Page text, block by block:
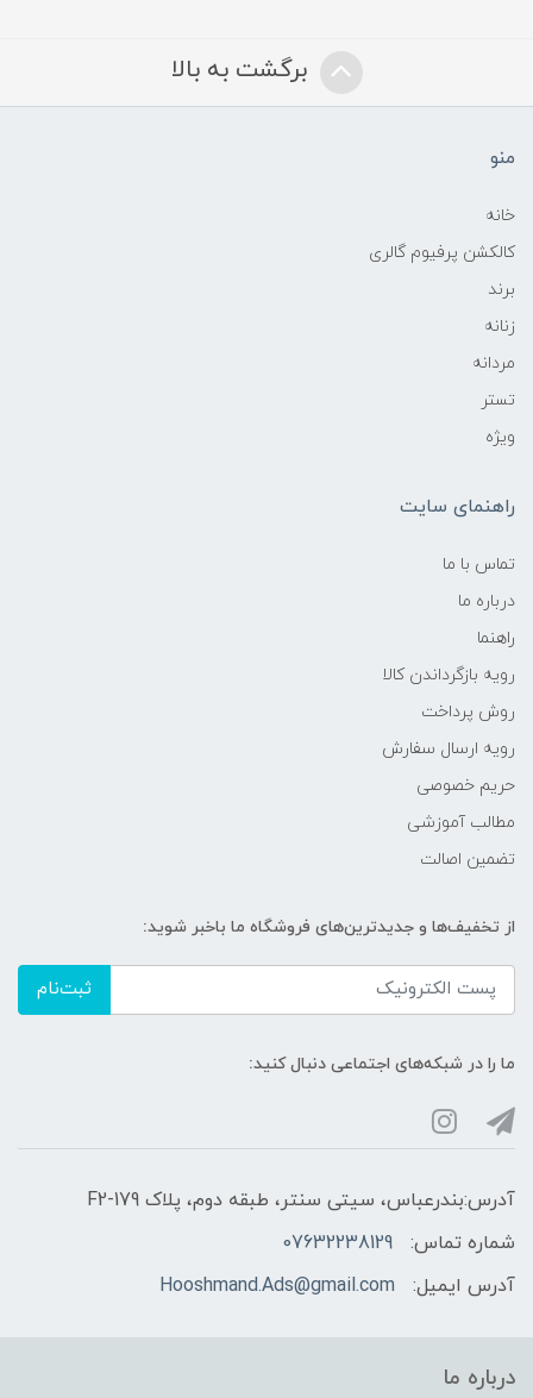
برگشت به بالا
منو
خانه
کالکشن پرفیوم گالری
برند
زنانه
مردانه
تستر
ویژه
راهنمای سایت
تماس با ما
درباره ما
راهنما
رویه‌ بازگرداندن کالا
روش پرداخت
رویه ارسال سفارش
حریم خصوصی
مطالب آموزشی
تضمین اصالت
از تخفیف‌ها و جدیدترین‌های فروشگاه ما باخبر شوید:
ثبت‌نام
ما را در شبکه‌های اجتماعی دنبال کنید:
آدرس:بندرعباس، سیتی سنتر، طبقه دوم، پلاک F2-179
شماره تماس:
07632238129
آدرس ایمیل:
Hooshmand.Ads@gmail.com
درباره ما